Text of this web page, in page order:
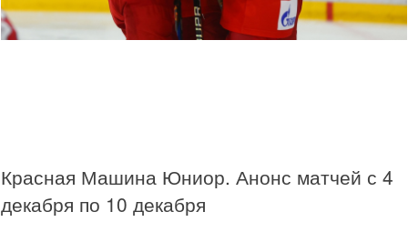
Красная Машина Юниор. Анонс матчей с 4
декабря по 10 декабря